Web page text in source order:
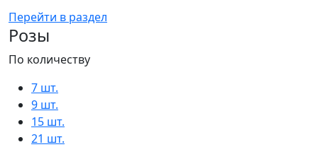
Перейти в раздел
Розы
По количеству
7 шт.
9 шт.
15 шт.
21 шт.